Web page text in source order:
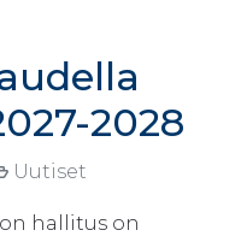
2028
Uutiset
hallitus on